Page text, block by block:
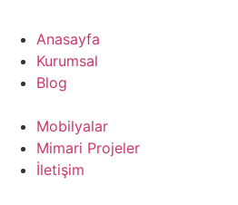
Anasayfa
Kurumsal
Blog
Mobilyalar
Mimari Projeler
İletişim